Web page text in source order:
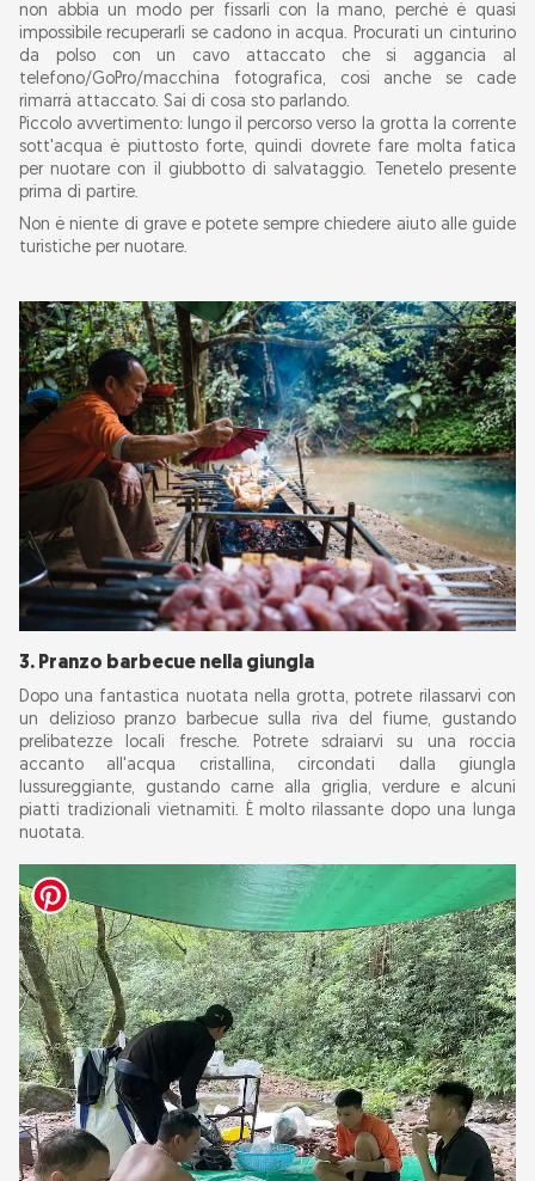
non abbia un modo per fissarli con la mano, perché è quasi
impossibile recuperarli se cadono in acqua. Procurati un cinturino
da polso con un cavo attaccato che si aggancia al
telefono/GoPro/macchina fotografica, così anche se cade
rimarrà attaccato. Sai di cosa sto parlando.
Piccolo avvertimento: lungo il percorso verso la grotta la corrente
sott'acqua è piuttosto forte, quindi dovrete fare molta fatica
per nuotare con il giubbotto di salvataggio. Tenetelo presente
prima di partire.
Non è niente di grave e potete sempre chiedere aiuto alle guide
turistiche per nuotare.
3. Pranzo barbecue nella giungla
Dopo una fantastica nuotata nella grotta, potrete rilassarvi con
un delizioso pranzo barbecue sulla riva del fiume, gustando
prelibatezze locali fresche. Potrete sdraiarvi su una roccia
accanto all'acqua cristallina, circondati dalla giungla
lussureggiante, gustando carne alla griglia, verdure e alcuni
piatti tradizionali vietnamiti. È molto rilassante dopo una lunga
nuotata.